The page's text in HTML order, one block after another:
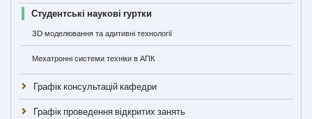
Студентські наукові гуртки
3D моделювання та адитивні технології
Мехатронні системи техніки в АПК
Графік консультацій кафедри
Графік проведення відкритих занять